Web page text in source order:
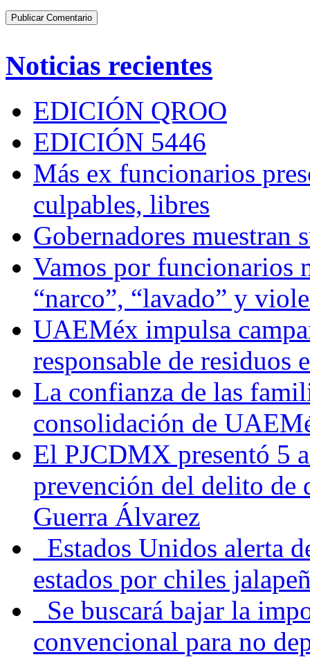
Noticias recientes
EDICIÓN QROO
EDICIÓN 5446
Más ex funcionarios
culpables, libres
Gobernadores muestran
Vamos por funcionarios
“narco”, “lavado” y
UAEMéx impulsa
responsable de residuos
La confianza de las
consolidación de
El PJCDMX presentó 5
prevención del delito de
Guerra Álvarez
Estados Unidos alerta
estados por chiles
Se buscará bajar la
convencional para no